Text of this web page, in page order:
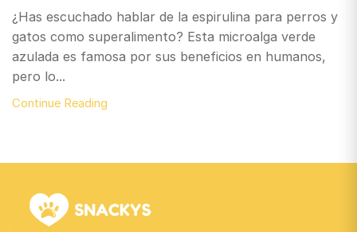
¿Has escuchado hablar de la espirulina para perros y
gatos como superalimento? Esta microalga verde
azulada es famosa por sus beneficios en humanos,
pero lo...
Continue Reading